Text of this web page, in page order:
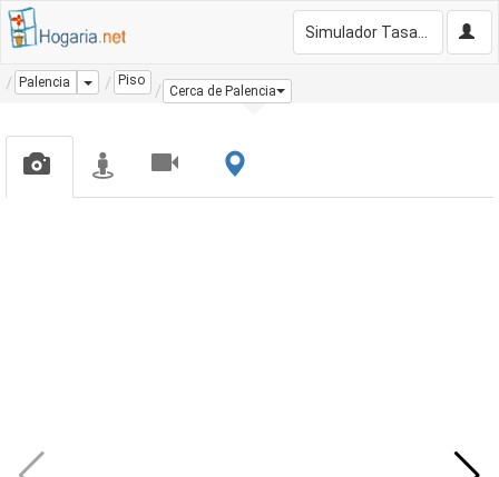
Palencia Dropdown
Piso
Cerca de Palencia